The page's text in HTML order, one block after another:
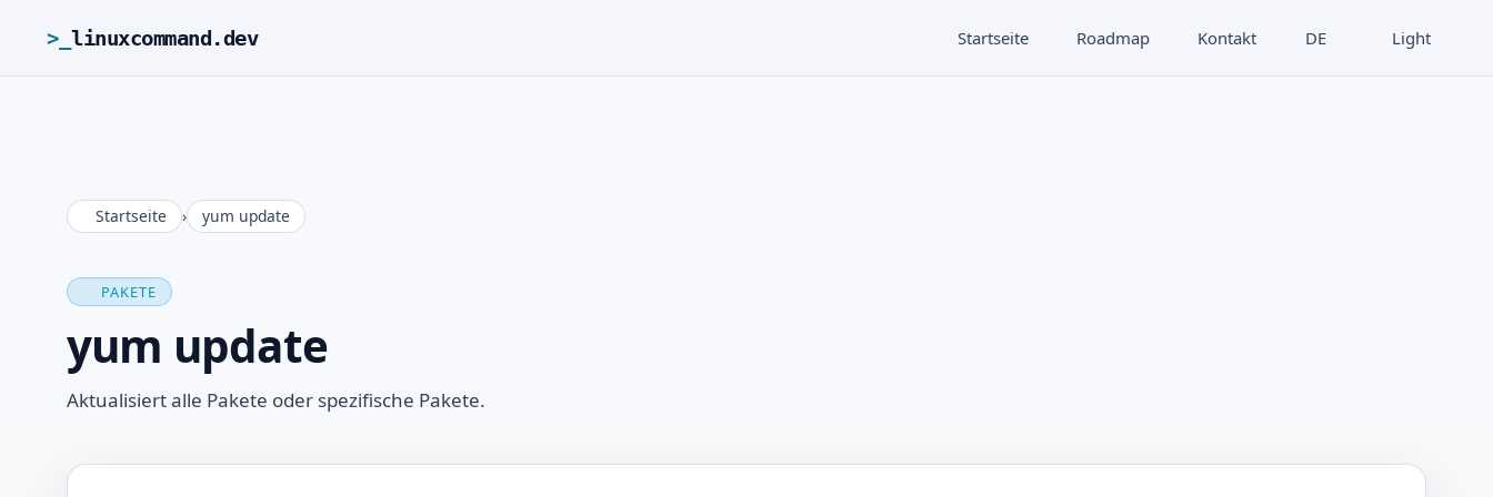
>_ linuxcommand.dev Startseite Roadmap Kontakt DE Light
Startseite › yum update
PAKETE
yum update
Aktualisiert alle Pakete oder spezifische Pakete.